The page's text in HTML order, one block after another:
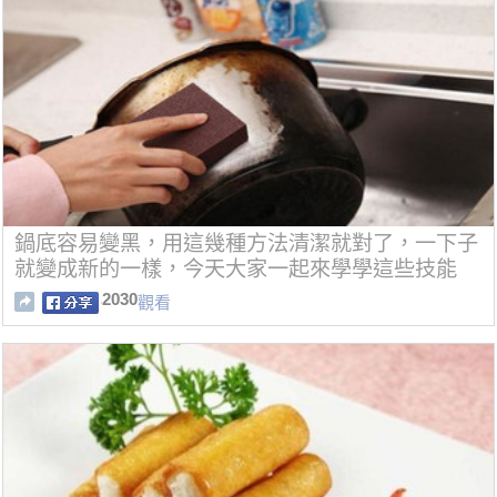
鍋底容易變黑，用這幾種方法清潔就對了，一下子
就變成新的一樣，今天大家一起來學學這些技能
吧！
2030觀看